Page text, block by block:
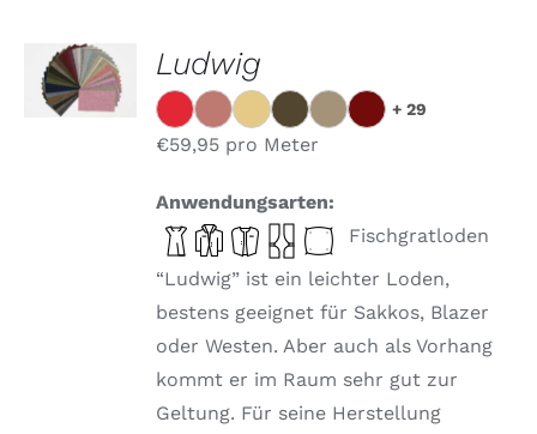
OPTIONEN
WÄHLEN
DIESES
PRODUKT
PRODUKTSEITE
/
DETAILS
Ludwig
+ 29
€59,95 pro Meter
Anwendungsarten:
Fischgratloden
“Ludwig” ist ein leichter Loden,
bestens geeignet für Sakkos, Blazer
oder Westen. Aber auch als Vorhang
kommt er im Raum sehr gut zur
Geltung. Für seine Herstellung